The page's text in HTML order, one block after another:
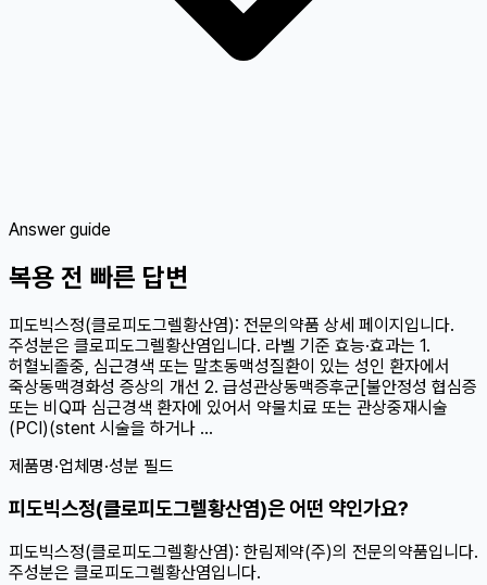
Answer guide
복용 전 빠른 답변
피도빅스정(클로피도그렐황산염): 전문의약품 상세 페이지입니다.
주성분은 클로피도그렐황산염입니다. 라벨 기준 효능·효과는 1.
허혈뇌졸중, 심근경색 또는 말초동맥성질환이 있는 성인 환자에서
죽상동맥경화성 증상의 개선 2. 급성관상동맥증후군[불안정성 협심증
또는 비Q파 심근경색 환자에 있어서 약물치료 또는 관상중재시술
(PCI)(stent 시술을 하거나 ...
제품명·업체명·성분 필드
피도빅스정(클로피도그렐황산염)은 어떤 약인가요?
피도빅스정(클로피도그렐황산염): 한림제약(주)의 전문의약품입니다.
주성분은 클로피도그렐황산염입니다.